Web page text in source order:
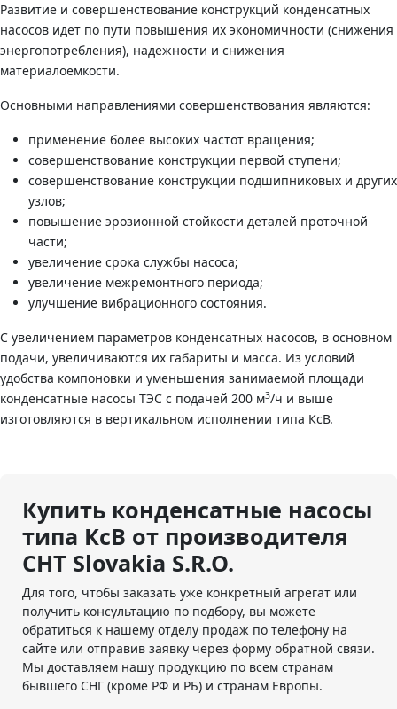
Развитие и совершенствование конструкций конденсатных
насосов идет по пути повышения их экономичности (снижения
энергопотребления), надежности и снижения
материалоемкости.
Основными направлениями совершенствования являются:
применение более высоких частот вращения;
совершенствование конструкции первой ступени;
совершенствование конструкции подшипниковых и других
узлов;
повышение эрозионной стойкости деталей проточной
части;
увеличение срока службы насоса;
увеличение межремонтного периода;
улучшение вибрационного состояния.
С увеличением параметров конденсатных насосов, в основном
подачи, увеличиваются их габариты и масса. Из условий
удобства компоновки и уменьшения занимаемой площади
конденсатные насосы ТЭС с подачей 200 м3/ч и выше
изготовляются в вертикальном исполнении типа КсВ.
Купить конденсатные насосы
типа КсВ от производителя
СHT Slovakia S.R.O.
Для того, чтобы заказать уже конкретный агрегат или
получить консультацию по подбору, вы можете
обратиться к нашему отделу продаж по телефону на
сайте или отправив заявку через форму обратной связи.
Мы доставляем нашу продукцию по всем странам
бывшего СНГ (кроме РФ и РБ) и странам Европы.